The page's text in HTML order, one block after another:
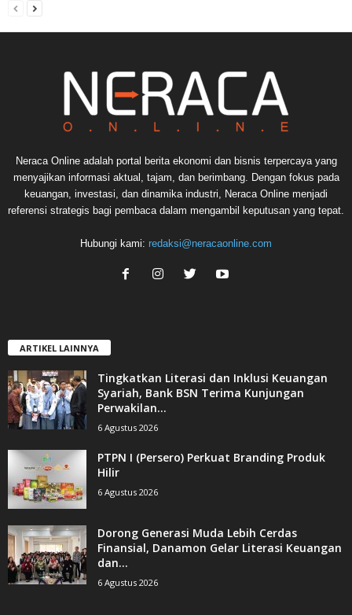
Neraca Online adalah portal berita ekonomi dan bisnis terpercaya yang
menyajikan informasi aktual, tajam, dan berimbang. Dengan fokus pada
keuangan, investasi, dan dinamika industri, Neraca Online menjadi
referensi strategis bagi pembaca dalam mengambil keputusan yang tepat.
Hubungi kami: redaksi@neracaonline.com
ARTIKEL LAINNYA
Tingkatkan Literasi dan Inklusi Keuangan
Syariah, Bank BSN Terima Kunjungan
Perwakilan...
6 Agustus 2026
PTPN I (Persero) Perkuat Branding Produk
Hilir
6 Agustus 2026
Dorong Generasi Muda Lebih Cerdas
Finansial, Danamon Gelar Literasi Keuangan
dan...
6 Agustus 2026